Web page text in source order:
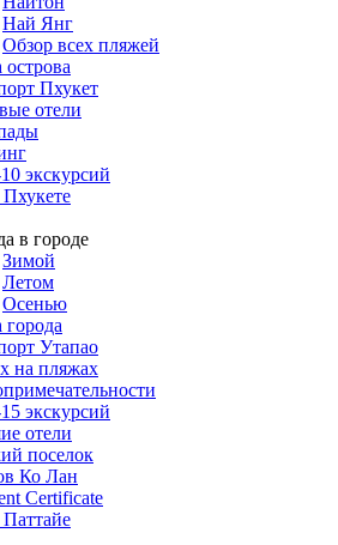
Най Янг
Обзор всех пляжей
острова
Пхукет
отели
экскурсий
в городе
Зимой
Летом
Осенью
города
Утапао
на пляжах
экскурсий
отели
поселок
Ко Лан
Certificate